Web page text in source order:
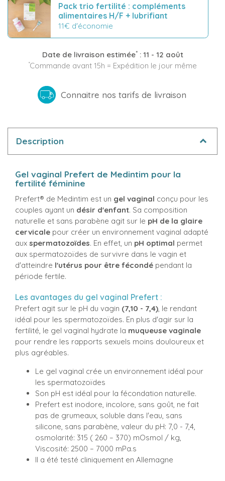
Pack trio fertilité : compléments
alimentaires H/F + lubrifiant
11€ d'économie
Date de livraison estimée*: 11 - 12 août
*Commande avant 15h = Expédition le jour même
Connaitre nos tarifs de livraison
Description
Gel vaginal Prefert de Medintim pour la
fertilité féminine
Prefert® de Medintim est un gel vaginal conçu pour les
couples ayant un désir d'enfant. Sa composition
naturelle et sans parabène agit sur le pH de la glaire
cervicale pour créer un environnement vaginal adapté
aux spermatozoïdes. En effet, un pH optimal permet
aux spermatozoïdes de survivre dans le vagin et
d'atteindre l'utérus pour être fécondé pendant la
période fertile.
Les avantages du gel vaginal Prefert :
Prefert agit sur le pH du vagin (7,10 - 7,4), le rendant
idéal pour les spermatozoïdes. En plus d'agir sur la
fertilité, le gel vaginal hydrate la muqueuse vaginale
pour rendre les rapports sexuels moins douloureux et
plus agréables.
Le gel vaginal crée un environnement idéal pour
les spermatozoïdes
Son pH est idéal pour la fécondation naturelle.
Prefert est inodore, incolore, sans goût, ne fait
pas de grumeaux, soluble dans l'eau, sans
silicone, sans parabène, valeur du pH: 7,0 - 7,4,
osmolarité: 315 ( 260 – 370) mOsmol / kg,
Viscosité: 2500 – 7000 mPa.s
Il a été testé cliniquement en Allemagne